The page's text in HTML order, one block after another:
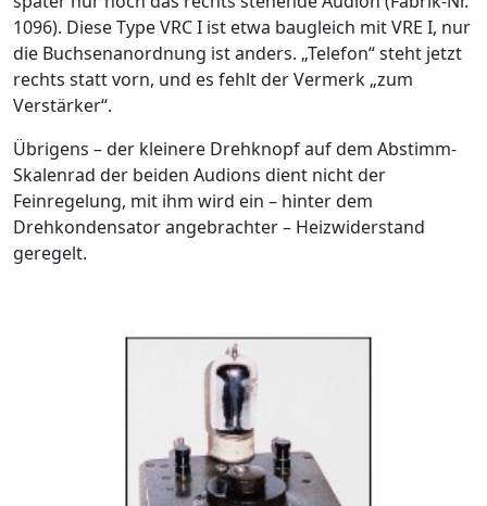
1096). Diese Type VRC I ist etwa baugleich mit VRE I, nur
die Buchsenanordnung ist anders. „Telefon“ steht jetzt
rechts statt vorn, und es fehlt der Vermerk „zum
Verstärker“.
Übrigens – der kleinere Drehknopf auf dem Abstimm-
Skalenrad der beiden Audions dient nicht der
Feinregelung, mit ihm wird ein – hinter dem
Drehkondensator angebrachter – Heizwiderstand
geregelt.